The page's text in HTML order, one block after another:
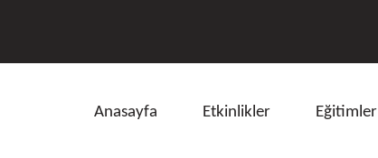
Anasayfa Etkinlikler Eğitimler